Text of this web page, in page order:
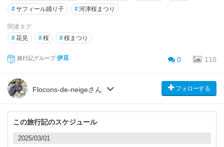
#サフィール踊り子 #河津桜まつり
関連タグ
#花見 #桜 #桜まつり
旅行記グループ 伊豆 0 110
Flocons-de-neigeさん フォローする
この旅行記のスケジュール
2025/03/01